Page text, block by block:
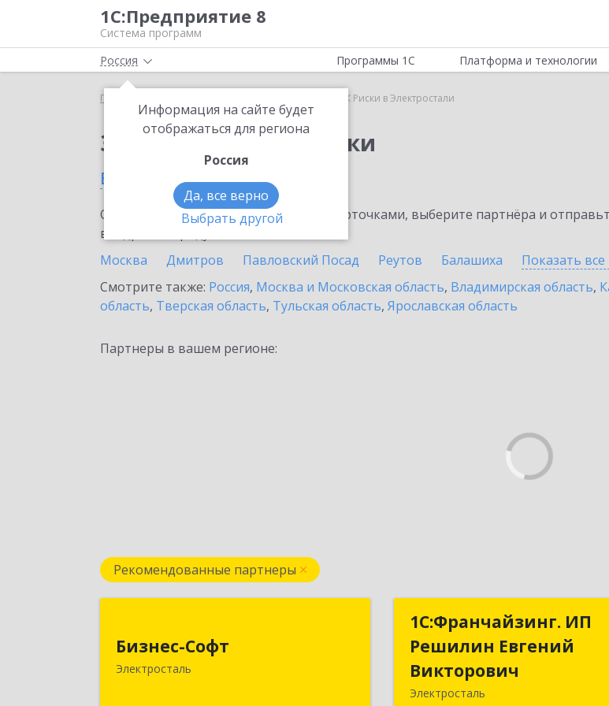
1С:Предприятие 8
Система программ
Россия
Информация на сайте будет
отображаться для региона
Россия
Да, все верно
Выбрать другой
Программы 1С Платформа и технологии
Главная 1СПАРК Риски в Электростали
Заказать 1СПАРК Риски
в Электростали
Ознакомьтесь с информационными карточками, выберите партнёра и
внедрение продукта.
Москва
Дмитров Павловский Посад Реутов Балашиха Показать
Смотрите также: Россия, Москва и Московская область, Владимирская область,
область, Тверская область, Тульская область, Ярославская область
Партнеры в вашем регионе:
Рекомендованные партнеры
Бизнес-Софт
Электросталь
144000, Московская обл,
Электросталь г, Карла Маркса ул, дом
1С:Франчайзинг. ИП
Решилин Евгений
Викторович
Электросталь
Решилин